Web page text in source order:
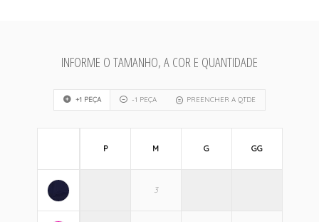
INFORME O TAMANHO, A COR E QUANTIDADE
+1 PEÇA -1 PEÇA PREENCHER A QTDE
P M G GG